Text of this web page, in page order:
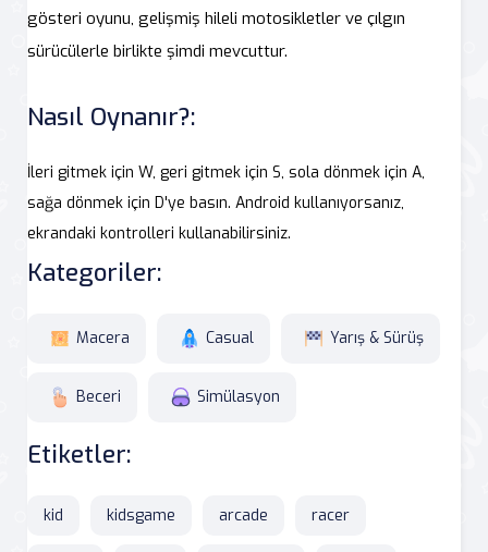
gösteri oyunu, gelişmiş hileli motosikletler ve çılgın
sürücülerle birlikte şimdi mevcuttur.
Nasıl Oynanır?:
İleri gitmek için W, geri gitmek için S, sola dönmek için A,
sağa dönmek için D'ye basın. Android kullanıyorsanız,
ekrandaki kontrolleri kullanabilirsiniz.
Kategoriler:
Macera Casual Yarış & Sürüş
Beceri Simülasyon
Etiketler:
kid kidsgame arcade racer